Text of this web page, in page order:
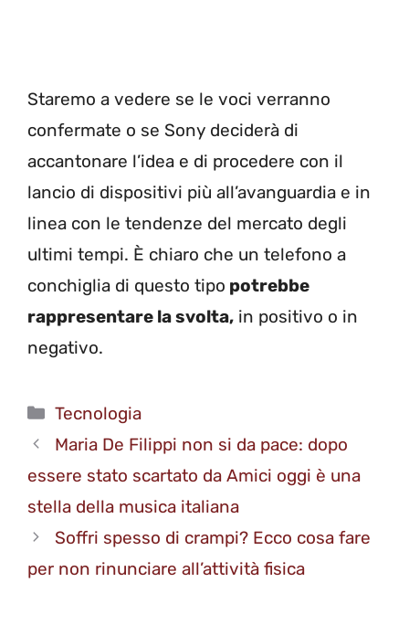
Staremo a vedere se le voci verranno
confermate o se Sony deciderà di
accantonare l’idea e di procedere con il
lancio di dispositivi più all’avanguardia e in
linea con le tendenze del mercato degli
ultimi tempi. È chiaro che un telefono a
conchiglia di questo tipo potrebbe
rappresentare la svolta, in positivo o in
negativo.
Categorie
Tecnologia
Maria De Filippi non si da pace: dopo
essere stato scartato da Amici oggi è una
stella della musica italiana
Soffri spesso di crampi? Ecco cosa fare
per non rinunciare all’attività fisica